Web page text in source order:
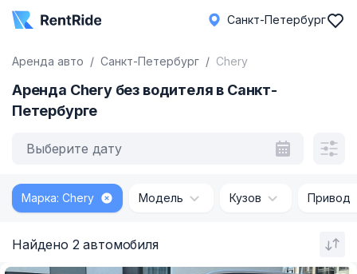
Санкт-Петербург
Аренда авто Санкт-Петербург Chery
Аренда Chery без водителя в Санкт-
Петербурге
Выберите дату
Марка: Chery Модель Кузов Привод
Найдено 2 автомобиля